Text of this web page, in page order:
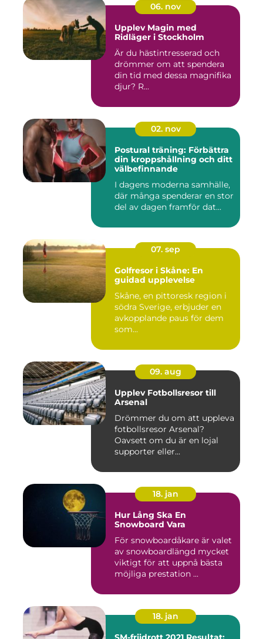
06. nov
Upplev Magin med
Ridläger i Stockholm
Är du hästintresserad och
drömmer om att spendera
din tid med dessa magnifika
djur? R...
02. nov
Postural träning: Förbättra
din kroppshållning och ditt
välbefinnande
I dagens moderna samhälle,
där många spenderar en stor
del av dagen framför dat...
07. sep
Golfresor i Skåne: En
guidad upplevelse
Skåne, en pittoresk region i
södra Sverige, erbjuder en
avkopplande paus för dem
som...
09. aug
Upplev Fotbollsresor till
Arsenal
Drömmer du om att uppleva
fotbollsresor Arsenal?
Oavsett om du är en lojal
supporter eller...
18. jan
Hur Lång Ska En
Snowboard Vara
För snowboardåkare är valet
av snowboardlängd mycket
viktigt för att uppnå bästa
möjliga prestation ...
18. jan